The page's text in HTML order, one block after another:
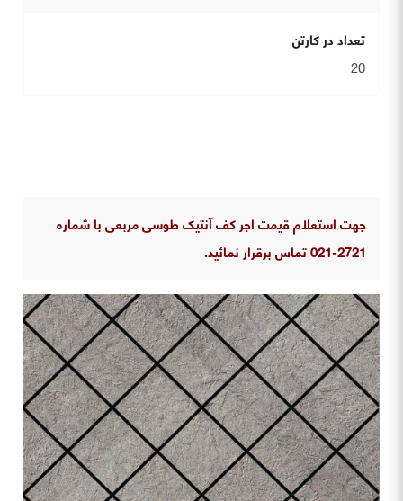
تعداد در کارتن
20
جهت استعلام قیمت اجر کف آنتیک طوسی مربعی با شماره
2721-021 تماس برقرار نمائید.